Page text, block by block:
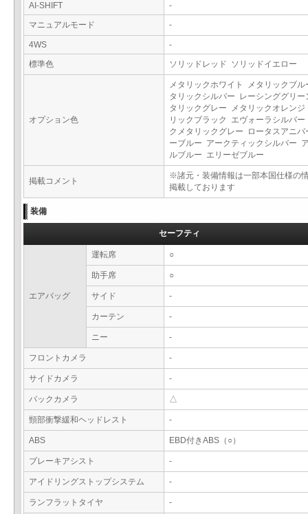
AI-SHIFT
-
マニュアルモード
-
4WS
-
標準色
ソリッドレッド ソリッドイエロー
オプション色
メタリックホワイト メタリックブ
タリックシルバー レーシンググリ
タリックグレー メタリックオレン
リックブラック エヴォーラシルバ
クメタリックグレー ロータスアニバ
ーブルー アークティックシルバー
ルブルー エリーゼブルー
掲載コメント
※諸元・装備情報は一部本国仕様の
掲載しております
装備
セーフティ
エアバッグ
運転席 ○
助手席 ○
サイド -
カーテン -
ニー -
フロントカメラ -
サイドカメラ -
バックカメラ △
頸部衝撃緩和ヘッドレスト -
ABS EBD付きABS（○）
ブレーキアシスト -
アイドリングストップシステム -
ランフラットタイヤ -